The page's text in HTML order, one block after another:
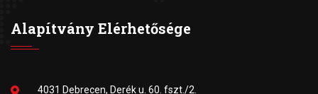
Alapítvány Elérhetősége
4031 Debrecen, Derék u. 60. fszt./2.